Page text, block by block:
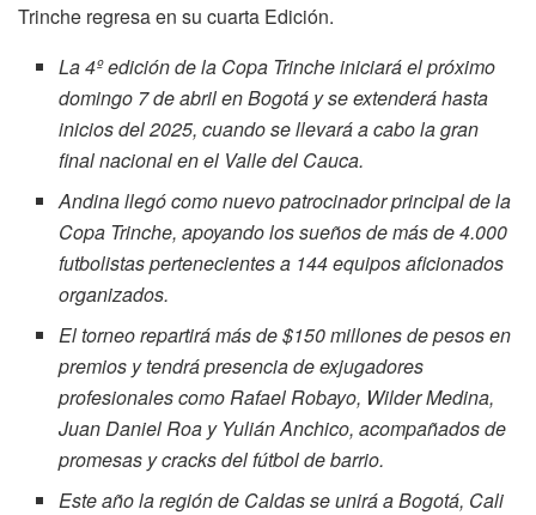
Trinche regresa en su cuarta Edición.
La 4º edición de la Copa Trinche iniciará el próximo
domingo 7 de abril en Bogotá y se extenderá hasta
inicios del 2025, cuando se llevará a cabo la gran
final nacional en el Valle del Cauca.
Andina llegó como nuevo patrocinador principal de la
Copa Trinche, apoyando los sueños de más de 4.000
futbolistas pertenecientes a 144 equipos aficionados
organizados.
El torneo repartirá más de $150 millones de pesos en
premios y tendrá presencia de exjugadores
profesionales como Rafael Robayo, Wilder Medina,
Juan Daniel Roa y Yulián Anchico, acompañados de
promesas y cracks del fútbol de barrio.
Este año la región de Caldas se unirá a Bogotá, Cali